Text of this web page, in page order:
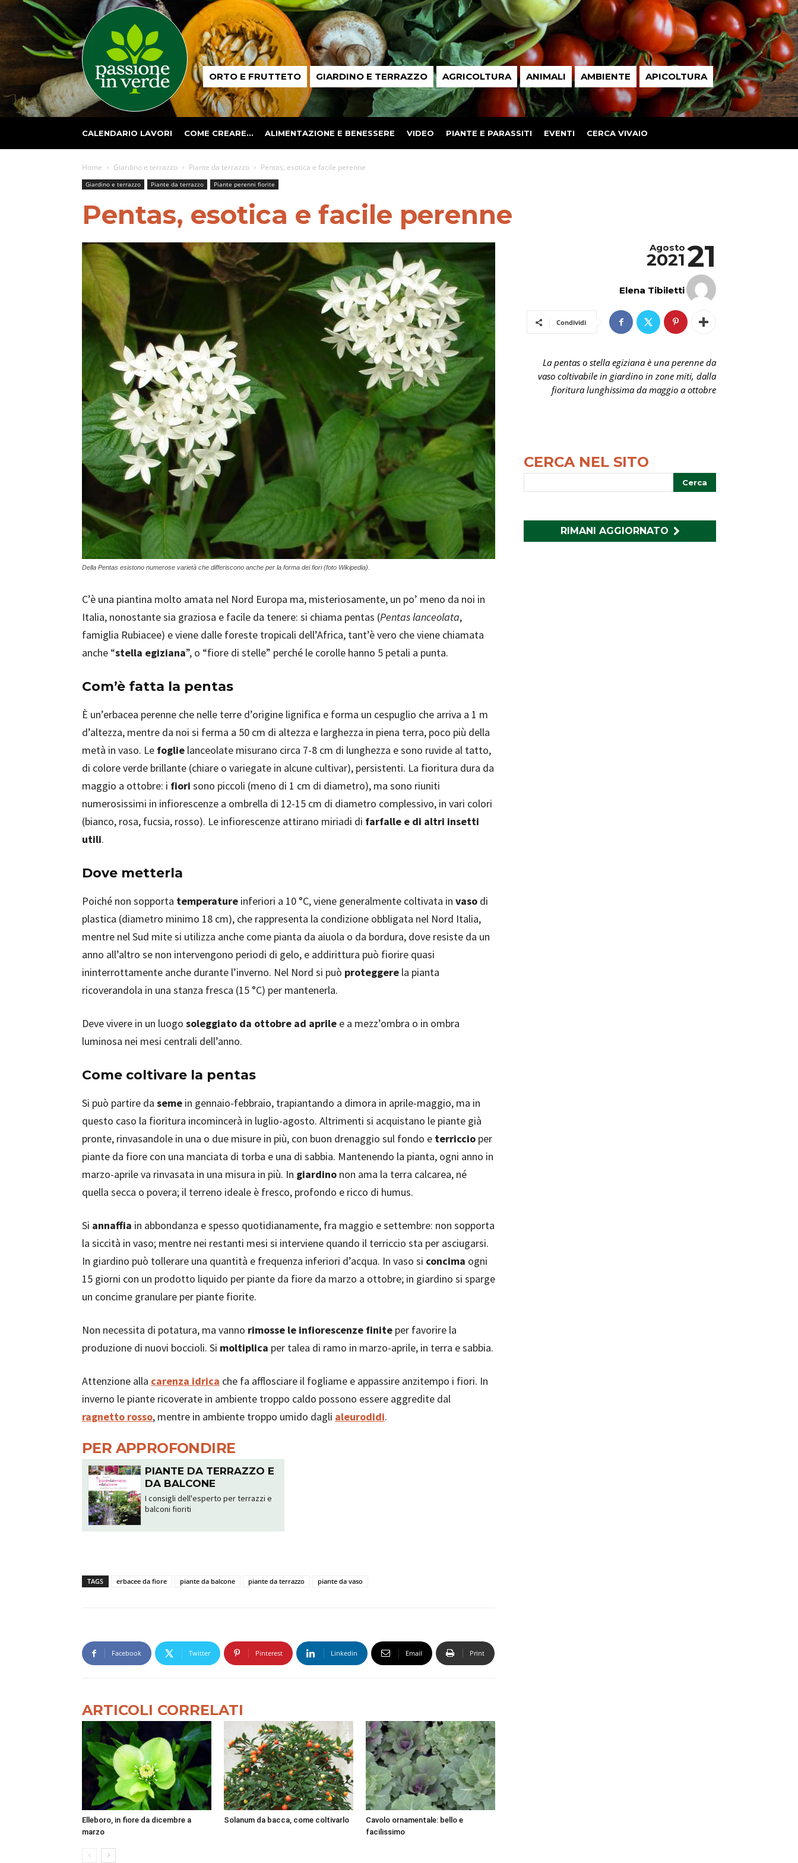
Passione
in ORTO E FRUTTETO GIARDINO E TERRAZZO AGRICOLTURA ANIMALI AMBIENTE APICOLTURA
CALENDARIO LAVORI COME CREARE… ALIMENTAZIONE E BENESSERE VIDEO PIANTE E PARASSITI EVENTI CERCA VIVAIO
Home Giardino e terrazzo Piante da terrazzo Pentas, esotica e facile perenne
Giardino e terrazzo Piante da terrazzo Piante perenni fiorite
Pentas, esotica e facile perenne
Della Pentas esistono numerose varietà che differiscono anche per la forma dei fiori (foto Wikipedia).
C’è una piantina molto amata nel Nord Europa ma, misteriosamente, un po’ meno da noi in
Italia, nonostante sia graziosa e facile da tenere: si chiama pentas (Pentas lanceolata,
famiglia Rubiacee) e viene dalle foreste tropicali dell’Africa, tant’è vero che viene chiamata
anche “stella egiziana”, o “fiore di stelle” perché le corolle hanno 5 petali a punta.
Com’è fatta la pentas
È un’erbacea perenne che nelle terre d’origine lignifica e forma un cespuglio che arriva a 1 m
d’altezza, mentre da noi si ferma a 50 cm di altezza e larghezza in piena terra, poco più della
metà in vaso. Le foglie lanceolate misurano circa 7-8 cm di lunghezza e sono ruvide al tatto,
di colore verde brillante (chiare o variegate in alcune cultivar), persistenti. La fioritura dura da
maggio a ottobre: i fiori sono piccoli (meno di 1 cm di diametro), ma sono riuniti
numerosissimi in infiorescenze a ombrella di 12-15 cm di diametro complessivo, in vari colori
(bianco, rosa, fucsia, rosso). Le infiorescenze attirano miriadi di farfalle e di altri insetti
utili.
Dove metterla
Poiché non sopporta temperature inferiori a 10 °C, viene generalmente coltivata in vaso di
plastica (diametro minimo 18 cm), che rappresenta la condizione obbligata nel Nord Italia,
mentre nel Sud mite si utilizza anche come pianta da aiuola o da bordura, dove resiste da un
anno all’altro se non intervengono periodi di gelo, e addirittura può fiorire quasi
ininterrottamente anche durante l’inverno. Nel Nord si può proteggere la pianta
ricoverandola in una stanza fresca (15 °C) per mantenerla.
Deve vivere in un luogo soleggiato da ottobre ad aprile e a mezz’ombra o in ombra
luminosa nei mesi centrali dell’anno.
Come coltivare la pentas
Si può partire da seme in gennaio-febbraio, trapiantando a dimora in aprile-maggio, ma in
questo caso la fioritura incomincerà in luglio-agosto. Altrimenti si acquistano le piante già
pronte, rinvasandole in una o due misure in più, con buon drenaggio sul fondo e terriccio per
piante da fiore con una manciata di torba e una di sabbia. Mantenendo la pianta, ogni anno in
marzo-aprile va rinvasata in una misura in più. In giardino non ama la terra calcarea, né
quella secca o povera; il terreno ideale è fresco, profondo e ricco di humus.
Si annaffia in abbondanza e spesso quotidianamente, fra maggio e settembre: non sopporta
la siccità in vaso; mentre nei restanti mesi si interviene quando il terriccio sta per asciugarsi.
In giardino può tollerare una quantità e frequenza inferiori d’acqua. In vaso si concima ogni
15 giorni con un prodotto liquido per piante da fiore da marzo a ottobre; in giardino si sparge
un concime granulare per piante fiorite.
Non necessita di potatura, ma vanno rimosse le infiorescenze finite per favorire la
produzione di nuovi boccioli. Si moltiplica per talea di ramo in marzo-aprile, in terra e sabbia.
Attenzione alla carenza idrica che fa afflosciare il fogliame e appassire anzitempo i fiori. In
inverno le piante ricoverate in ambiente troppo caldo possono essere aggredite dal
ragnetto rosso, mentre in ambiente troppo umido dagli aleurodidi.
PER APPROFONDIRE
PIANTE DA TERRAZZO E
DA BALCONE
I consigli dell'esperto per terrazzi e
balconi fioriti
TAGS erbacee da fiore piante da balcone piante da terrazzo piante da vaso
Facebook Twitter Pinterest Linkedin Email Print
ARTICOLI CORRELATI
Elleboro, in fiore da dicembre a
marzo
Solanum da bacca, come coltivarlo
Cavolo ornamentale: bello e
facilissimo
21
Agosto
2021
Elena Tibiletti
Condividi
La pentas o stella egiziana è una perenne da
vaso coltivabile in giardino in zone miti, dalla
fioritura lunghissima da maggio a ottobre
CERCA NEL SITO
RIMANI AGGIORNATO